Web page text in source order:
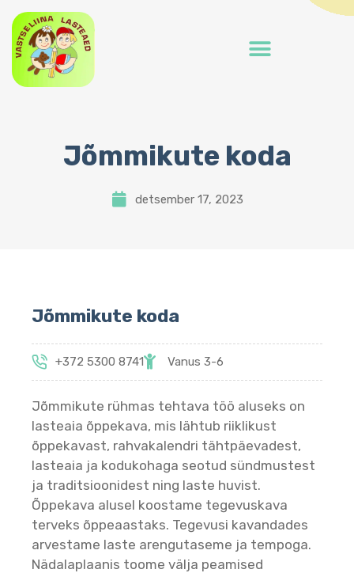
Jõmmikute koda
detsember 17, 2023
Jõmmikute koda
+372 5300 8741 Vanus 3-6
Jõmmikute rühmas tehtava töö aluseks on
lasteaia õppekava, mis lähtub riiklikust
õppekavast, rahvakalendri tähtpäevadest,
lasteaia ja kodukohaga seotud sündmustest
ja traditsioonidest ning laste huvist.
Õppekava alusel koostame tegevuskava
terveks õppeaastaks. Tegevusi kavandades
arvestame laste arengutaseme ja tempoga.
Nädalaplaanis toome välja peamised